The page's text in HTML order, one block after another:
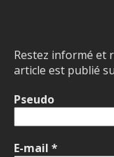
Restez informé et
article est publié
Pseudo
E-mail *